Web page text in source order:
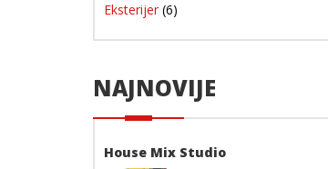
Eksterijer (6)
NAJNOVIJE
House Mix Studio